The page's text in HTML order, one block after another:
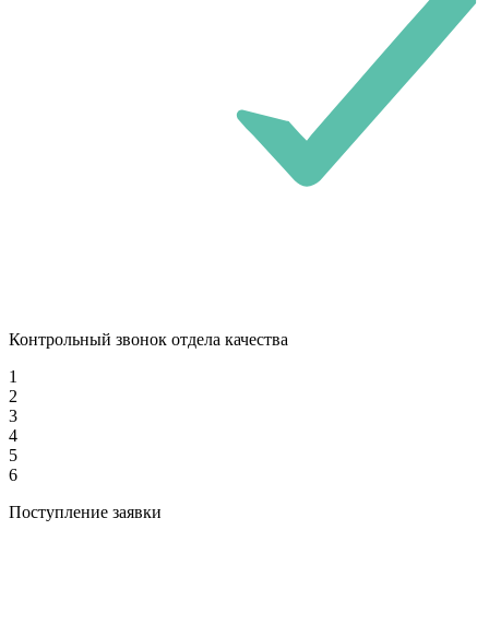
Контрольный звонок отдела качества
1
2
3
4
5
6
Поступление заявки